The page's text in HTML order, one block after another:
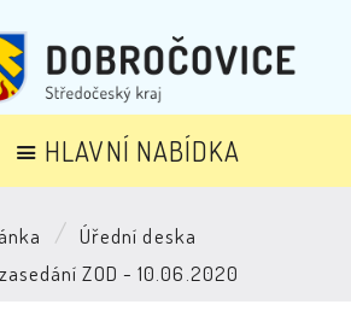
HLAVNÍ NABÍDKA
Úřední deska
ZOD - 10.06.2020